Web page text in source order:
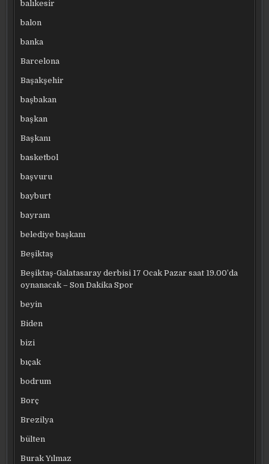
balıkesir
balon
banka
Barcelona
Başakşehir
başbakan
başkan
Başkanı
basketbol
başvuru
bayburt
bayram
belediye başkanı
Beşiktaş
Beşiktaş-Galatasaray derbisi 17 Ocak Pazar saat 19.00’da
oynanacak – Son Dakika Spor
beyin
Biden
bizi
bıçak
bodrum
Borç
Brezilya
bülten
Burak Yılmaz